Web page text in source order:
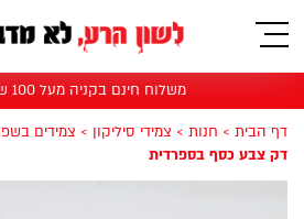
תפריט
משלוח חינם בקניה מעל 100 ש"ח
דף הבית > חנות > צמידי סיליקון > צמידים
דק צבע כסף בספרדית